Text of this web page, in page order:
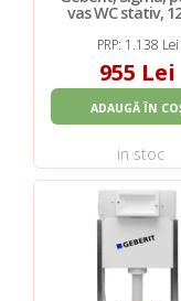
vas WC stativ,
PRP: 1.138 Lei
955 Lei
ADAUGĂ ÎN
in stoc